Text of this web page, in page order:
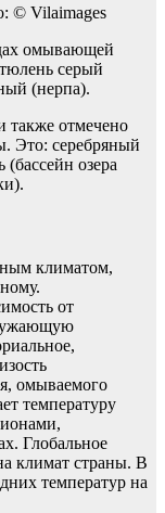
© Vilaimages
омывающей
серый
(нерпа).
также отмечено
Это: серебряный
озера
климатом,
от
омываемого
температуру
Глобальное
климат страны. В
температур на